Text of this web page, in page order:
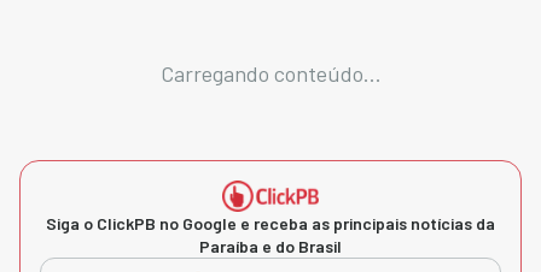
Carregando conteúdo...
Siga o ClickPB no Google e receba as principais notícias da
Paraíba e do Brasil